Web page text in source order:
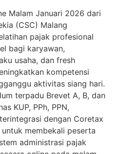
Malam Januari 2026 dari
(CSC) Malang
pajak profesional
bagi karyawan,
usaha, dan fresh
kompetensi
aktivitas siang hari.
terpadu Brevet A, B, dan
KUP, PPh, PPN,
dengan Coretax
membekali peserta
administrasi pajak